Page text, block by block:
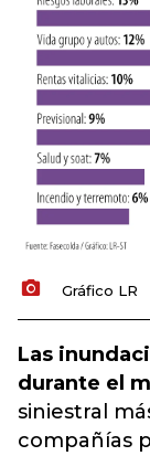
Gráfico LR
Las
durante el
siniestral
compañías